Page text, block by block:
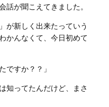
話が聞こえてきました。
が新しく出来たっていう
かんなくて、今日初めて
ですか？？」
知ってたんだけど、まさ